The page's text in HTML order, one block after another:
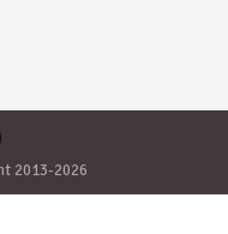
2013-2026